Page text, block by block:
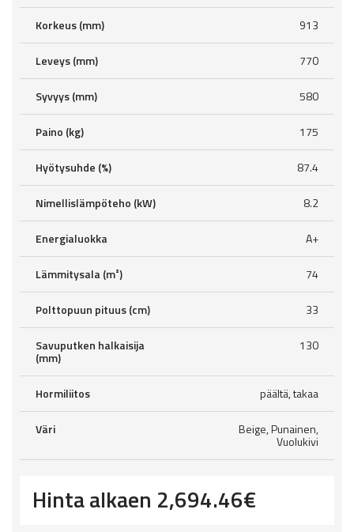
Korkeus (mm) 913
Leveys (mm) 770
Syvyys (mm) 580
Paino (kg) 175
Hyötysuhde (%) 87.4
Nimellislämpöteho (kW) 8.2
Energialuokka A+
Lämmitysala (m²) 74
Polttopuun pituus (cm) 33
Savuputken halkaisija
(mm)
130
Hormiliitos päältä, takaa
Väri Beige, Punainen,
Vuolukivi
Hinta alkaen 2,694.46€